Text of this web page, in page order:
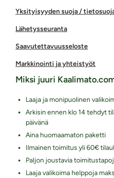
Yksityisyyden suoja /
Lähetysseuranta
Saavutettavuusseloste
Markkinointi ja yhteistyöt
Miksi juuri
Laaja ja monipuolinen
Arkisin ennen klo 14 tehdyt
päivänä
Aina huomaamaton paketti
Ilmainen toimitus yli 60€
Paljon joustavia
Laaja valikoima helppoja